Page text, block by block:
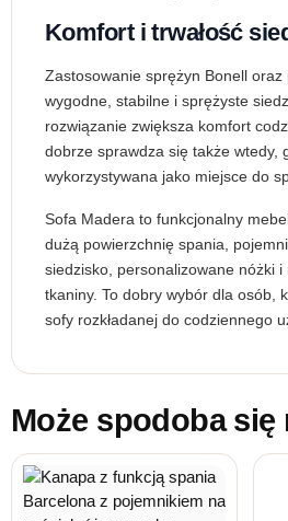
Komfort i trwałość
Zastosowanie sprężyn Bonell oraz
wygodne, stabilne i sprężyste
rozwiązanie zwiększa komfort
dobrze sprawdza się także wtedy,
wykorzystywana jako miejsce do
Sofa Madera to funkcjonalny
dużą powierzchnię spania,
siedzisko, personalizowane nóżki i
tkaniny. To dobry wybór dla osób,
sofy rozkładanej do codziennego
Może spodoba